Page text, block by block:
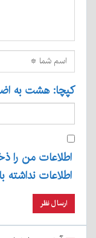
کپچا: هشت به
اطلاعات من را
اطلاعات نداشته